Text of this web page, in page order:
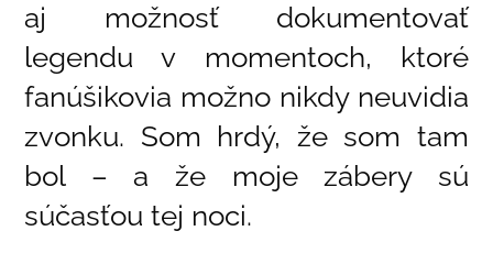
aj možnosť dokumentovať
legendu v momentoch, ktoré
fanúšikovia možno nikdy neuvidia
zvonku. Som hrdý, že som tam
bol – a že moje zábery sú
súčasťou tej noci.